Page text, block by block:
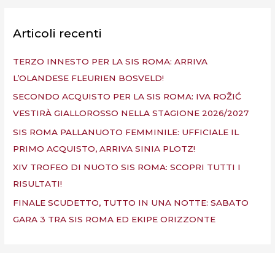
a
Articoli recenti
TERZO INNESTO PER LA SIS ROMA: ARRIVA
L’OLANDESE FLEURIEN BOSVELD!
SECONDO ACQUISTO PER LA SIS ROMA: IVA ROŽIĆ
VESTIRÀ GIALLOROSSO NELLA STAGIONE 2026/2027
SIS ROMA PALLANUOTO FEMMINILE: UFFICIALE IL
PRIMO ACQUISTO, ARRIVA SINIA PLOTZ!
XIV TROFEO DI NUOTO SIS ROMA: SCOPRI TUTTI I
RISULTATI!
FINALE SCUDETTO, TUTTO IN UNA NOTTE: SABATO
GARA 3 TRA SIS ROMA ED EKIPE ORIZZONTE